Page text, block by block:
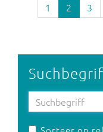
1 2 3